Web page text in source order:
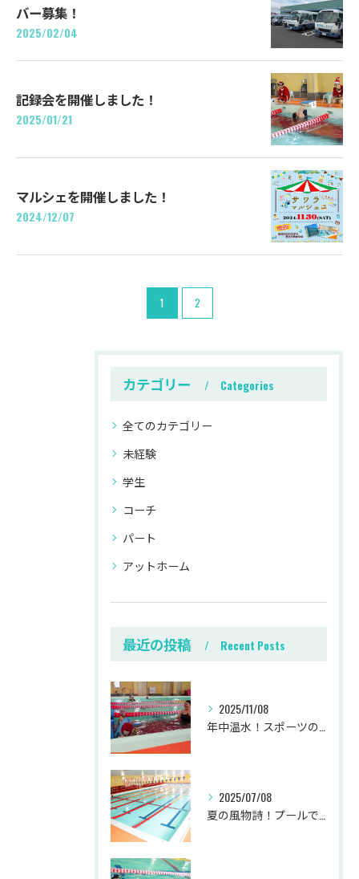
バー募集！
2025/02/04
記録会を開催しました！
2025/01/21
マルシェを開催しました！
2024/12/07
1 2
カテゴリー Categories
全てのカテゴリー
未経験
学生
コーチ
パート
アットホーム
最近の投稿 Recent Posts
2025/11/08
2025/07/08